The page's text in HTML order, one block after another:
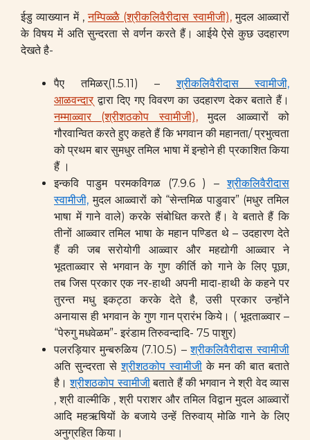
ईडु व्याख्यान में ,नम्पिळ्ळै (श्रीकलिवैरीदास स्वामीजी),मुदल आळ्वारों
के विषय में अति सुन्दरता से वर्णन करते हैं। आईये ऐसे कुछ उदहारण
देखते है-
पैए तमिळर्(1.5.11) –श्रीकलिवैरीदास स्वामीजी,
आळवन्दार्द्वारा दिए गए विवरण का उदहारण देकर बताते हैं।
नम्माळ्वार (श्रीशठकोप स्वामीजी),मुदल आळ्वारों को
गौरवान्वित करते हुए कहते हैं कि भगवान की महानता/ प्रभुत्वता
को प्रथम बार सुमधुर तमिल भाषा में इन्होने ही प्रकाशित किया
हैं ।
इन्कवि पाडुम परमकविगळ (7.9.6 ) –श्रीकलिवैरीदास
स्वामीजी, मुदल आळ्वारों को “सेन्तमिळ पाडुवार” (मधुर तमिल
भाषा में गाने वाले) करके संबोधित करते हैं। वे बताते हैं कि
तीनों आळ्वार तमिल भाषा के महान पण्डित थे – उदहारण देते
हैं की जब सरोयोगी आळ्वार और महद्योगी आळ्वार ने
भूदताळ्वार से भगवान के गुण कीर्ति को गाने के लिए पूछा,
तब जिस प्रकार एक नर-हाथी अपनी मादा-हाथी के कहने पर
तुरन्त मधु इकट्ठा करके देते है, उसी प्रकार उन्होंने
अनायास ही भगवान के गुण गान प्रारंभ किये। ( भूदताळ्वार –
“पेरुगु मधवेळम”- इरंडाम तिरुवन्दादि- 75 पाशुर)
पलरड़ियार मुन्बरुळिय (7.10.5) –श्रीकलिवैरीदास स्वामीजी
अति सुन्दरता सेश्रीशठकोप स्वामीजी के मन की बात बताते
है।श्रीशठकोप स्वामीजीबताते हैं की भगवान ने श्री वेद व्यास
, श्री वाल्मीकि , श्री पराशर और तमिल विद्वान मुदल आळ्वारों
आदि महऋषियों के बजाये उन्हें तिरुवाय् मोळि गाने के लिए
अनुग्रहित किया।